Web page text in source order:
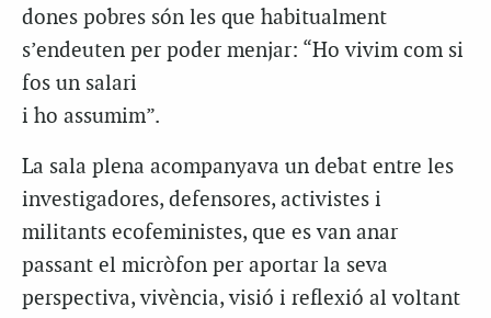
dones pobres són les que habitualment
s’endeuten per poder menjar: “Ho vivim com si
fos un salari
i ho assumim”.
La sala plena acompanyava un debat entre les
investigadores, defensores, activistes i
militants ecofeministes, que es van anar
passant el micròfon per aportar la seva
perspectiva, vivència, visió i reflexió al voltant